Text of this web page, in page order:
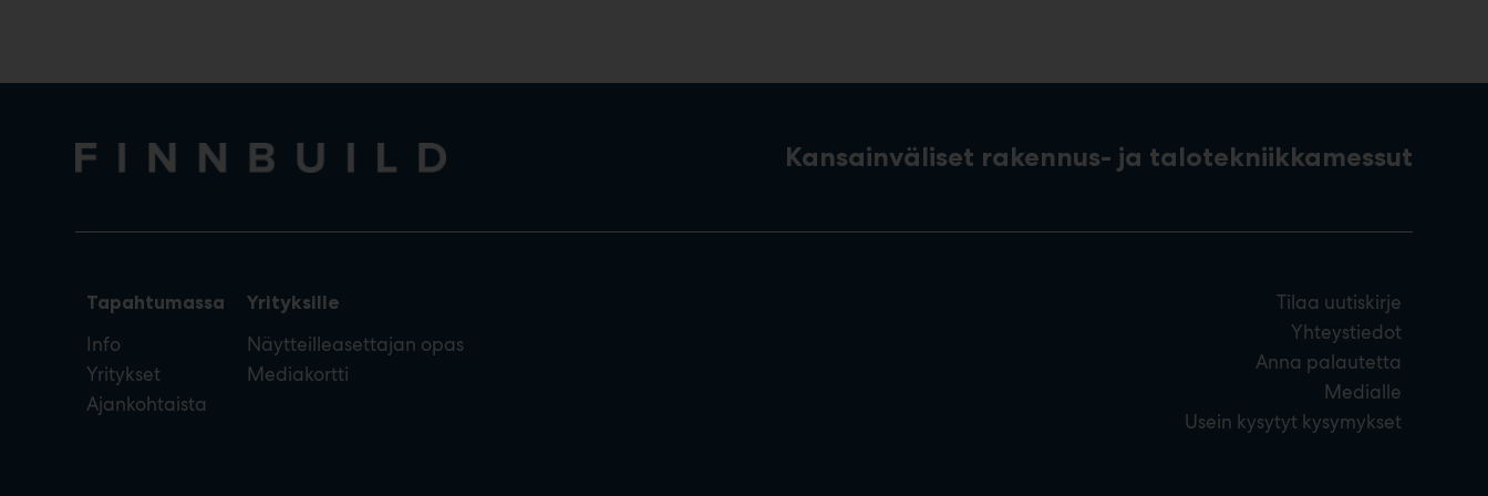
Kansainväliset rakennus- ja talotekniikkamessut
Tapahtumassa
Info
Yritykset
Ajankohtaista
Yrityksille
Näytteilleasettajan opas
Mediakortti
Tilaa uutiskirje
Yhteystiedot
Anna palautetta
Medialle
Usein kysytyt kysymykset